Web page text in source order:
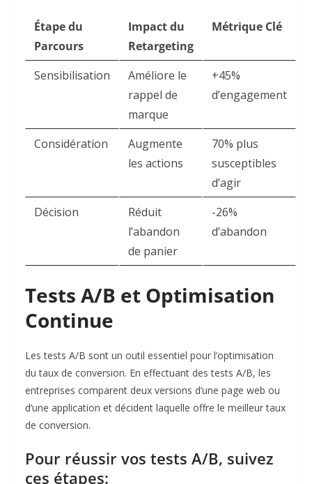
Étape du
Parcours
Impact du
Retargeting
Métrique Clé
Sensibilisation
Améliore le
rappel de
marque
+45%
d’engagement
Considération
Augmente
les actions
70% plus
susceptibles
d’agir ​
Décision
Réduit
l’abandon
de panier
-26%
d’abandon ​
Tests A/B et Optimisation
Continue
Les tests A/B sont un outil essentiel pour l’optimisation
du taux de conversion. En effectuant des tests A/B, les
entreprises comparent deux versions d’une page web ou
d’une application et décident laquelle offre le meilleur taux
de conversion.​
Pour réussir vos tests A/B, suivez
ces étapes:​